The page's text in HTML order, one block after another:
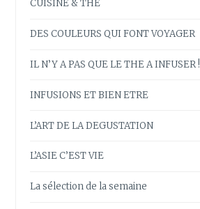
CUISINE & THE
DES COULEURS QUI FONT VOYAGER
IL N’Y A PAS QUE LE THE A INFUSER !
INFUSIONS ET BIEN ETRE
L’ART DE LA DEGUSTATION
L’ASIE C’EST VIE
La sélection de la semaine